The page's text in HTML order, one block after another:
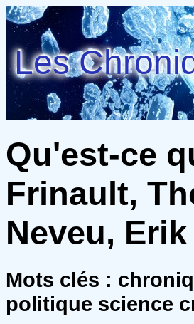
Les
Qu'est-ce
Frinault,
Neveu, Erik
Mots clés :
politique science